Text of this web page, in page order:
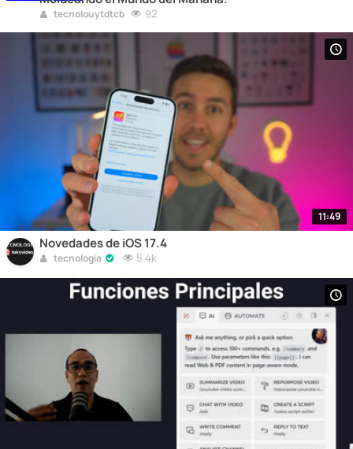
tecnolouytdtcb 92
11:49
Novedades de iOS 17.4
tecnologia 5.4k